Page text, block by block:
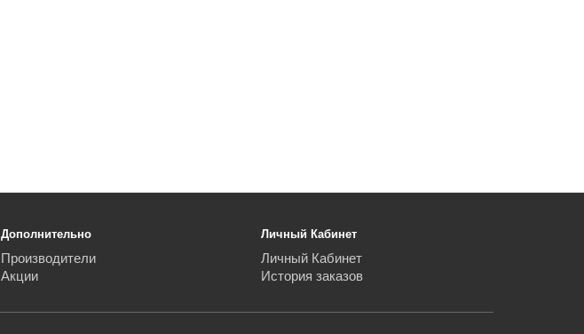
Дополнительно
Производители
Акции
Личный Кабинет
Личный Кабинет
История заказов